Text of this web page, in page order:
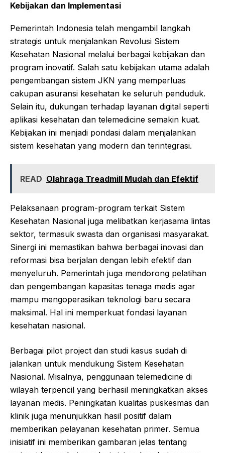
Kebijakan dan Implementasi
Pemerintah Indonesia telah mengambil langkah
strategis untuk menjalankan Revolusi Sistem
Kesehatan Nasional melalui berbagai kebijakan dan
program inovatif. Salah satu kebijakan utama adalah
pengembangan sistem JKN yang memperluas
cakupan asuransi kesehatan ke seluruh penduduk.
Selain itu, dukungan terhadap layanan digital seperti
aplikasi kesehatan dan telemedicine semakin kuat.
Kebijakan ini menjadi pondasi dalam menjalankan
sistem kesehatan yang modern dan terintegrasi.
READ Olahraga Treadmill Mudah dan Efektif
Pelaksanaan program-program terkait Sistem
Kesehatan Nasional juga melibatkan kerjasama lintas
sektor, termasuk swasta dan organisasi masyarakat.
Sinergi ini memastikan bahwa berbagai inovasi dan
reformasi bisa berjalan dengan lebih efektif dan
menyeluruh. Pemerintah juga mendorong pelatihan
dan pengembangan kapasitas tenaga medis agar
mampu mengoperasikan teknologi baru secara
maksimal. Hal ini memperkuat fondasi layanan
kesehatan nasional.
Berbagai pilot project dan studi kasus sudah di
jalankan untuk mendukung Sistem Kesehatan
Nasional. Misalnya, penggunaan telemedicine di
wilayah terpencil yang berhasil meningkatkan akses
layanan medis. Peningkatan kualitas puskesmas dan
klinik juga menunjukkan hasil positif dalam
memberikan pelayanan kesehatan primer. Semua
inisiatif ini memberikan gambaran jelas tentang